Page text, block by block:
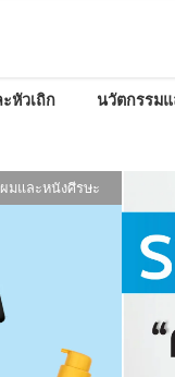
หัวเถิก นวัตกรรม
คล็ดลับในการปลูกผม